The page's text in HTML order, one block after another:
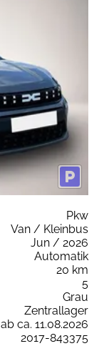
Pkw
Van / Kleinbus
Jun / 2026
Automatik
20 km
5
Grau
Zentrallager
ab ca. 11.08.2026
2017-843375